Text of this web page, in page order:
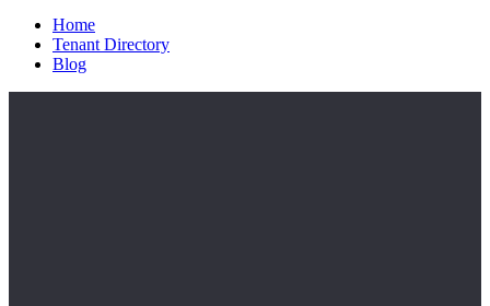
Home
Tenant Directory
Blog